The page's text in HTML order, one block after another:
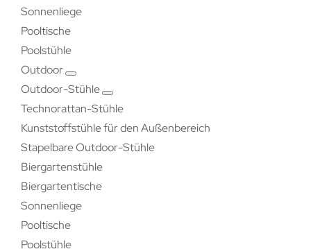
Sonnenliege
Pooltische
Poolstühle
Outdoor
Outdoor-Stühle
Technorattan-Stühle
Kunststoffstühle für den Außenbereich
Stapelbare Outdoor-Stühle
Biergartenstühle
Biergartentische
Sonnenliege
Pooltische
Poolstühle